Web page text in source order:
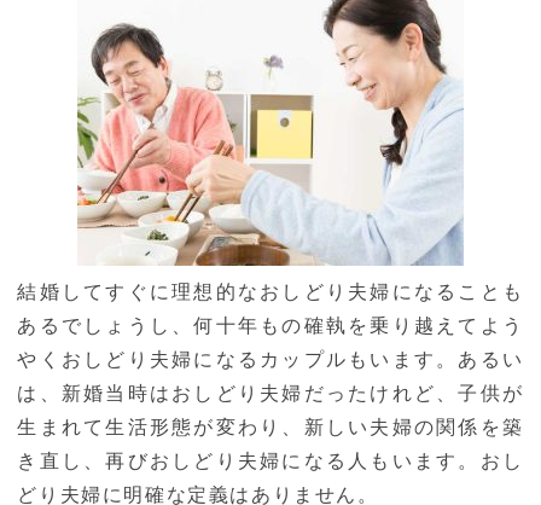
結婚してすぐに理想的なおしどり夫婦になることも
あるでしょうし、何十年もの確執を乗り越えてよう
やくおしどり夫婦になるカップルもいます。あるい
は、新婚当時はおしどり夫婦だったけれど、子供が
生まれて生活形態が変わり、新しい夫婦の関係を築
き直し、再びおしどり夫婦になる人もいます。おし
どり夫婦に明確な定義はありません。